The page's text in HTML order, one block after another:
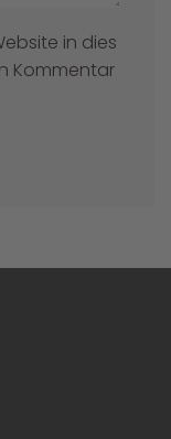
in dies
Kommentar